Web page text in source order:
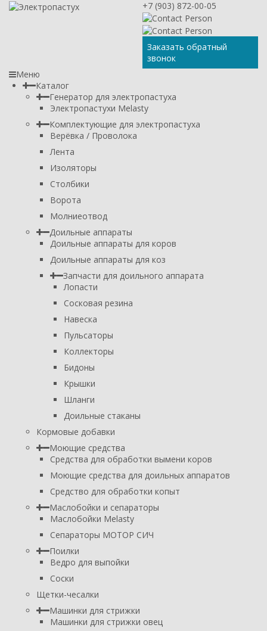
+7 (903) 872-00-05
Заказать обратный
звонок
Меню
Каталог
Генератор для электропастуха
Электропастухи Melasty
Комплектующие для электропастуха
Верёвка / Проволока
Лента
Изоляторы
Столбики
Ворота
Молниеотвод
Доильные аппараты
Доильные аппараты для коров
Доильные аппараты для коз
Запчасти для доильного аппарата
Лопасти
Сосковая резина
Навеска
Пульсаторы
Коллекторы
Бидоны
Крышки
Шланги
Доильные стаканы
Кормовые добавки
Моющие средства
Средства для обработки вымени коров
Моющие средства для доильных аппаратов
Средство для обработки копыт
Маслобойки и сепараторы
Маслобойки Melasty
Сепараторы МОТОР СИЧ
Поилки
Ведро для выпойки
Соски
Щетки-чесалки
Машинки для стрижки
Машинки для стрижки овец